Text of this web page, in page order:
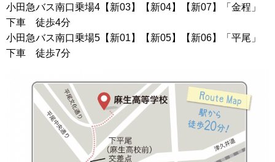
小田急バス南口乗場4【新03】【新04】【新07】「金程」
下車 徒歩4分
小田急バス南口乗場5【新01】【新05】【新06】「平尾」
下車 徒歩7分